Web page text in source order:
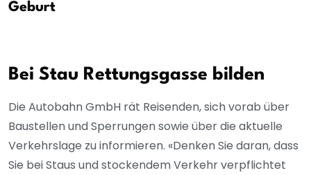
Geburt
Bei Stau Rettungsgasse bilden
Die Autobahn GmbH rät Reisenden, sich vorab über
Baustellen und Sperrungen sowie über die aktuelle
Verkehrslage zu informieren. «Denken Sie daran, dass
Sie bei Staus und stockendem Verkehr verpflichtet